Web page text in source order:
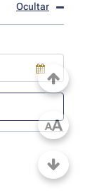
Ocultar
Use as
AA